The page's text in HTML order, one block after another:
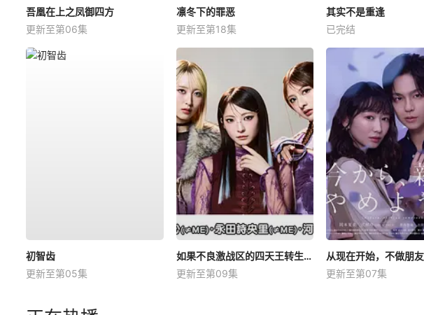
吾凰在上之凤御四方
更新至第06集
凛冬下的罪恶
更新至第18集
其实不是重逢
已完结
初智齿
更新至第05集
如果不良激战区的四天王转生成了偶像团体？
更新至第09集
从现在开始，不做朋友
更新至第07集